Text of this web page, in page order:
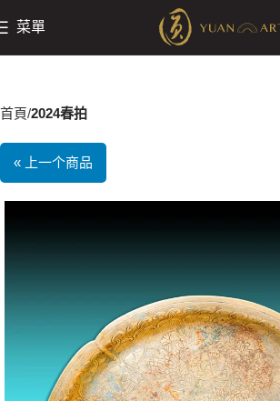
菜單
首頁 2024春拍
« 上一个商品